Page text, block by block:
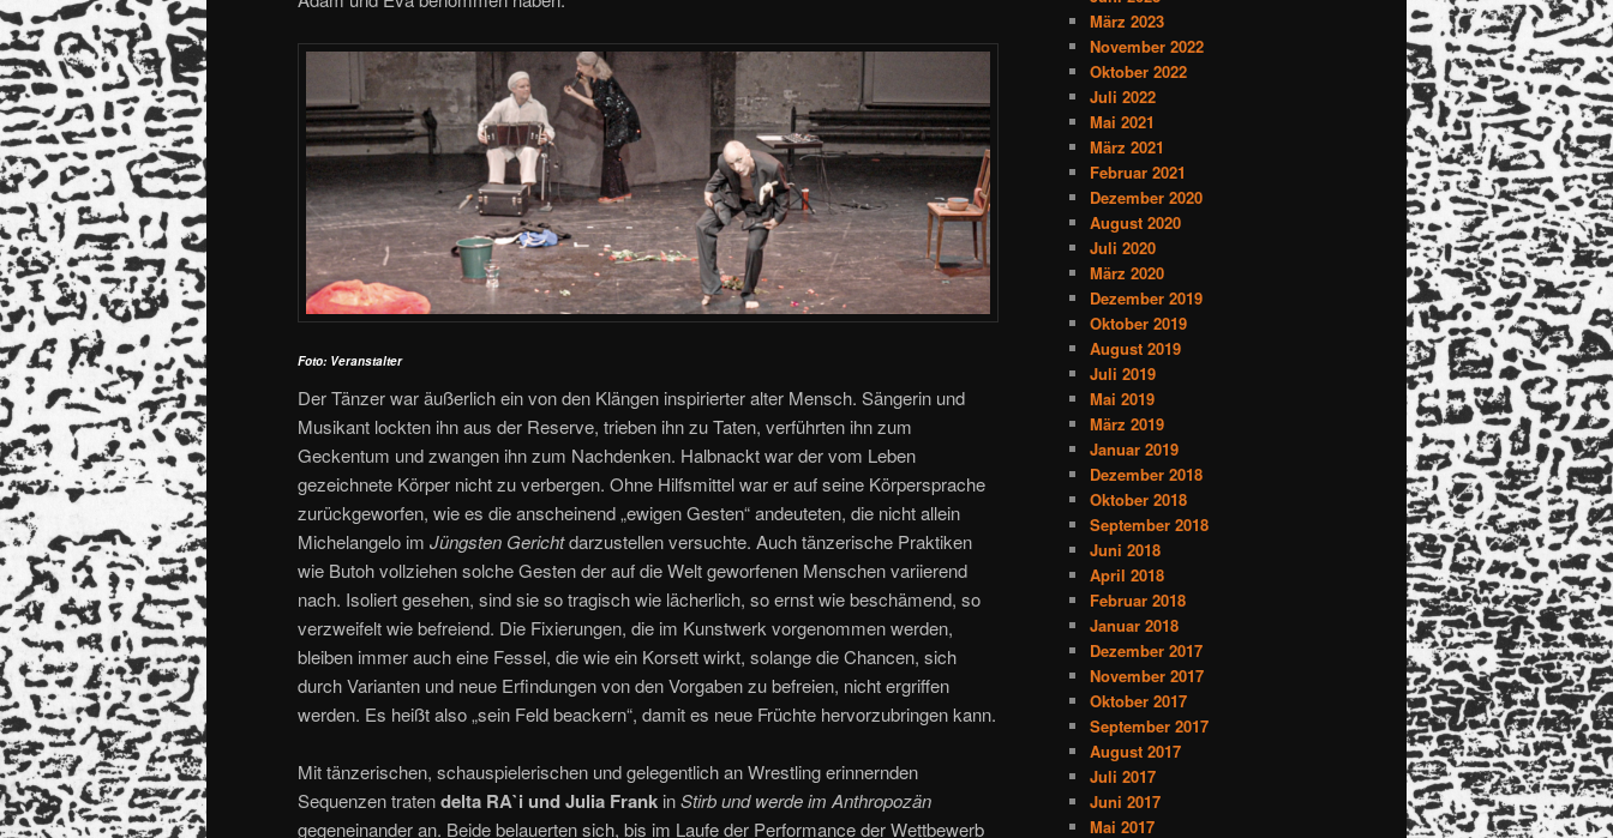
Foto: Veranstalter
Der Tänzer war äußerlich ein von den Klängen inspirierter alter Mensch. Sängerin und
Musikant lockten ihn aus der Reserve, trieben ihn zu Taten, verführten ihn zum
Geckentum und zwangen ihn zum Nachdenken. Halbnackt war der vom Leben
gezeichnete Körper nicht zu verbergen. Ohne Hilfsmittel war er auf seine Körpersprache
zurückgeworfen, wie es die anscheinend „ewigen Gesten“ andeuteten, die nicht allein
Michelangelo im Jüngsten Gerichtdarzustellen versuchte. Auch tänzerische Praktiken
wie Butoh vollziehen solche Gesten der auf die Welt geworfenen Menschen variierend
nach. Isoliert gesehen, sind sie so tragisch wie lächerlich, so ernst wie beschämend, so
verzweifelt wie befreiend. Die Fixierungen, die im Kunstwerk vorgenommen werden,
bleiben immer auch eine Fessel, die wie ein Korsett wirkt, solange die Chancen, sich
durch Varianten und neue Erfindungen von den Vorgaben zu befreien, nicht ergriffen
werden. Es heißt also „sein Feld beackern“, damit es neue Früchte hervorzubringen kann.
Mit tänzerischen, schauspielerischen und gelegentlich an Wrestling erinnernden
Sequenzen tratendelta RA`i und Julia Frank inStirb und werde im Anthropozän
gegeneinander an. Beide belauerten sich, bis im Laufe der Performance der Wettbewerb
März 2023
November 2022
Oktober 2022
Juli 2022
Mai 2021
März 2021
Februar 2021
Dezember 2020
August 2020
Juli 2020
März 2020
Dezember 2019
Oktober 2019
August 2019
Juli 2019
Mai 2019
März 2019
Januar 2019
Dezember 2018
Oktober 2018
September 2018
Juni 2018
April 2018
Februar 2018
Januar 2018
Dezember 2017
November 2017
Oktober 2017
September 2017
August 2017
Juli 2017
Juni 2017
Mai 2017